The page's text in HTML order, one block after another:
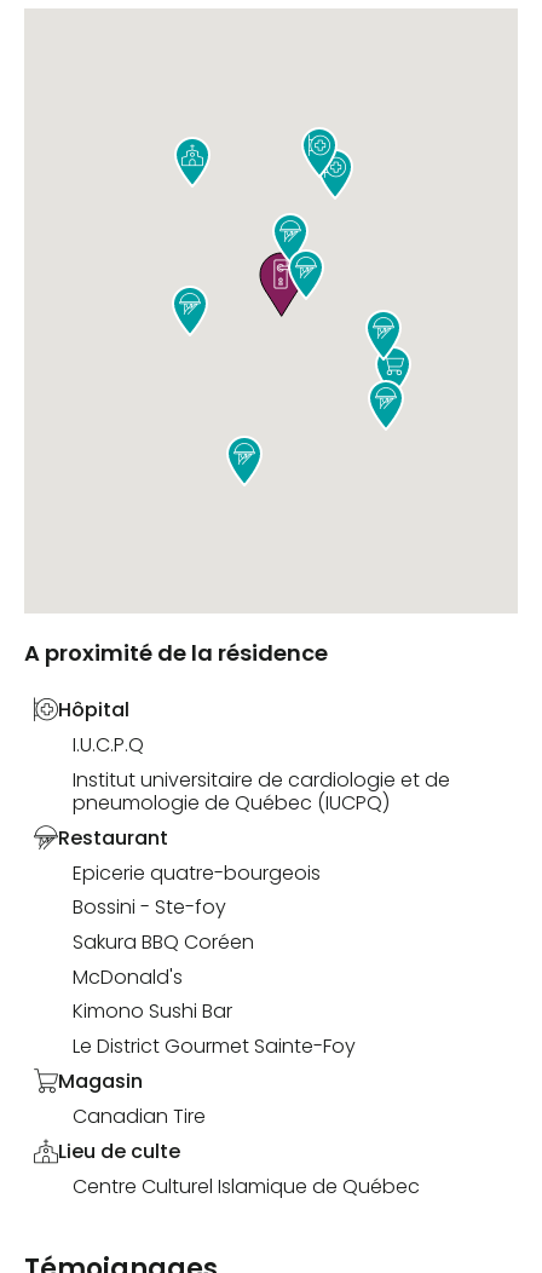











A proximité de la résidence
Hôpital
I.U.C.P.Q
Institut universitaire de cardiologie et de
pneumologie de Québec (IUCPQ)
Restaurant
Epicerie quatre-bourgeois
Bossini - Ste-foy
Sakura BBQ Coréen
McDonald's
Kimono Sushi Bar
Le District Gourmet Sainte-Foy
Magasin
Canadian Tire
Lieu de culte
Centre Culturel Islamique de Québec